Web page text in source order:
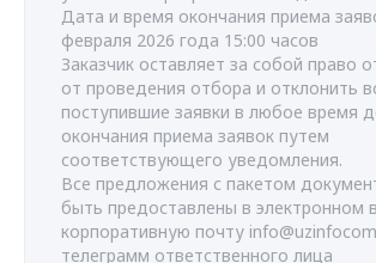
Дата и время окончания приема
февраля 2026 года 15:00 часов
Заказчик оставляет за собой право
от проведения отбора и отклонить
поступившие заявки в любое время
окончания приема заявок путем
соответствующего уведомления.
Все предложения с пакетом
быть предоставлены в электронном
корпоративную почту
телеграмм ответственного лица